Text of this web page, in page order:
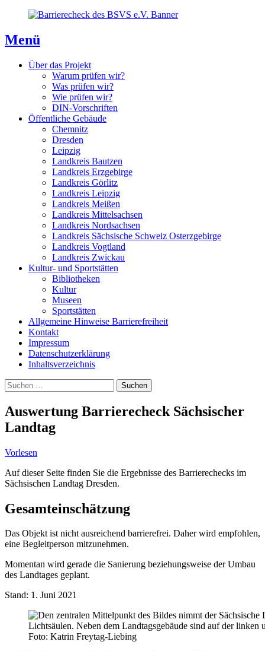
Inhaltsverzeichnis
Kontaktseite
Inhalt
Menü
Über das Projekt
Warum prüfen wir?
Was prüfen wir?
Wie prüfen wir?
DIN-Vorschriften
Öffentliche Gebäude
Chemnitz
Dresden
Leipzig
Landkreis Bautzen
Landkreis Erzgebirge
Landkreis Görlitz
Landkreis Leipzig
Landkreis Meißen
Landkreis Mittelsachsen
Landkreis Nordsachsen
Landkreis Sächsische Schweiz Osterzgebirge
Landkreis Vogtland
Landkreis Zwickau
Kultur- und Sportstätten
Bibliotheken
Kultur
Museen
Sportstätten
Allgemeine Hinweise Barrierefreiheit
Kontakt
Impressum
Datenschutzerklärung
Inhaltsverzeichnis
Suche
Suchen
nach:
Auswertung Barrierecheck Sächsischer
Landtag
Vorlesen
Auf dieser Seite finden Sie die Ergebnisse des Barrierechecks im
Sächsischen Landtag Dresden.
Gesamteinschätzung
Das Objekt ist nicht ausreichend barrierefrei. Daher wird empfohlen,
eine Begleitperson mitzunehmen.
Momentan wird gerade die Sanierung beziehungsweise der Umbau
des Landtages geplant.
Stand: 1. Juni 2021
Foto: Katrin Freytag-Liebing